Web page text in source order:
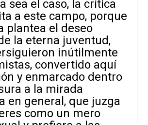
sea el caso, la crítica
a este campo, porque
plantea el deseo
la eterna juventud,
inútilmente
convertido aquí
y enmarcado dentro
a la mirada
en general, que juzga
como un mero